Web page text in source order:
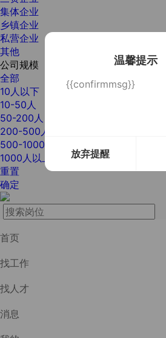
温馨提示
{{confirmmsg}}
放弃提醒
集体企业
乡镇企业
私营企业
其他
公司规模
全部
10人以下
10-50人
50-200人
200-500人
500-1000人
1000人以上
重置
确定
首页
找工作
找人才
消息